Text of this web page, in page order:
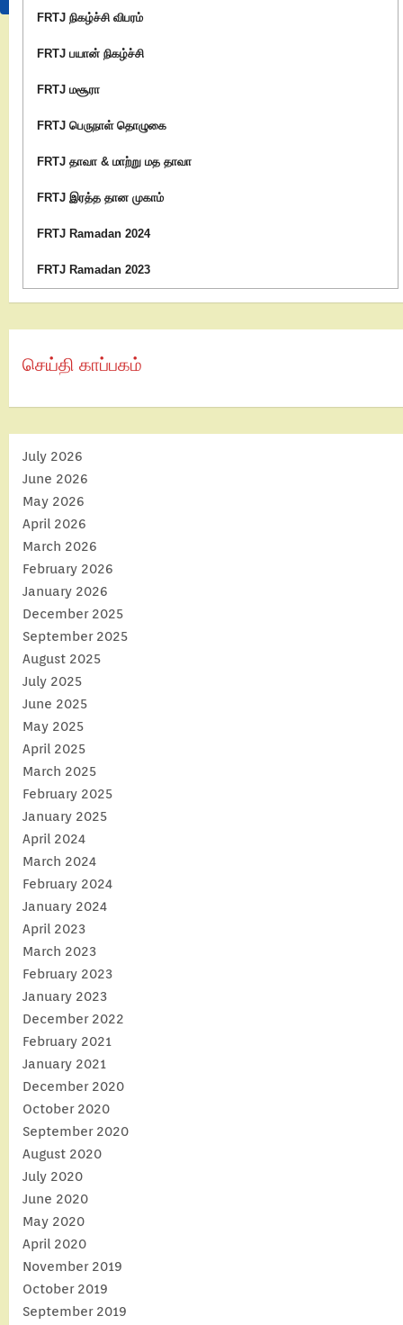
FRTJ நிகழ்ச்சி விபரம்
FRTJ பயான் நிகழ்ச்சி
FRTJ மசூரா
FRTJ பெருநாள் தொழுகை
FRTJ தாவா & மாற்று மத தாவா
FRTJ இரத்த தான முகாம்
FRTJ Ramadan 2024
FRTJ Ramadan 2023
செய்தி காப்பகம்
July 2026
June 2026
May 2026
April 2026
March 2026
February 2026
January 2026
December 2025
September 2025
August 2025
July 2025
June 2025
May 2025
April 2025
March 2025
February 2025
January 2025
April 2024
March 2024
February 2024
January 2024
April 2023
March 2023
February 2023
January 2023
December 2022
February 2021
January 2021
December 2020
October 2020
September 2020
August 2020
July 2020
June 2020
May 2020
April 2020
November 2019
October 2019
September 2019